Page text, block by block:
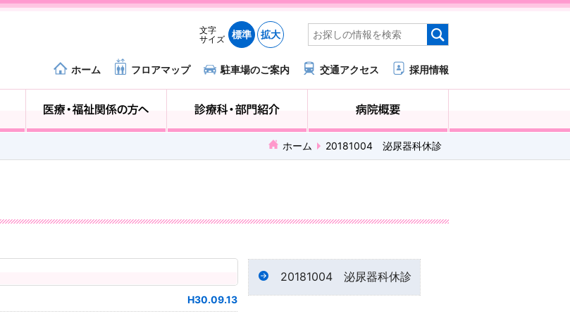
文字
サイズ
標準 拡大
ホーム フロアマップ 駐車場のご案内 交通アクセス 採用情報
ホーム 20181004 泌尿器科休診
H30.09.13
20181004 泌尿器科休診